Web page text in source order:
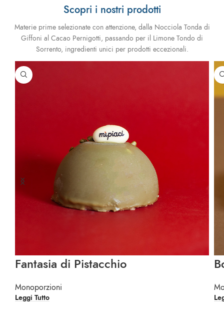
Scopri i nostri prodotti
Materie prime selezionate con attenzione, dalla Nocciola Tonda di
Giffoni al Cacao Pernigotti, passando per il Limone Tondo di
Sorrento, ingredienti unici per prodotti eccezionali.
Fantasia di Pistacchio
Monoporzioni
Leggi Tutto